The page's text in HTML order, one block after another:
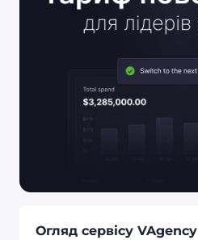
Огляд сервісу VAgency